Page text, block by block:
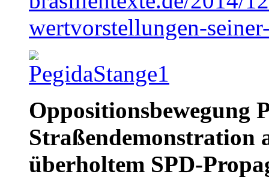
wertvorstellungen-
Oppositionsbewegung
Straßendemonstration
überholtem SPD-